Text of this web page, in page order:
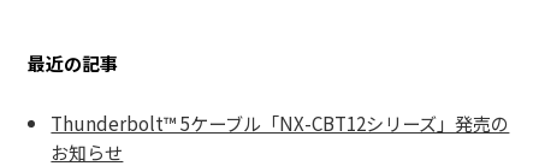
最近の記事
Thunderbolt™ 5ケーブル「NX-CBT12シリーズ」発売の
お知らせ